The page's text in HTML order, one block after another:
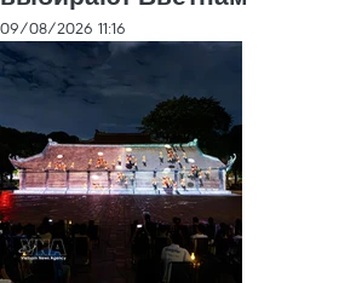
09/08/2026 11:16